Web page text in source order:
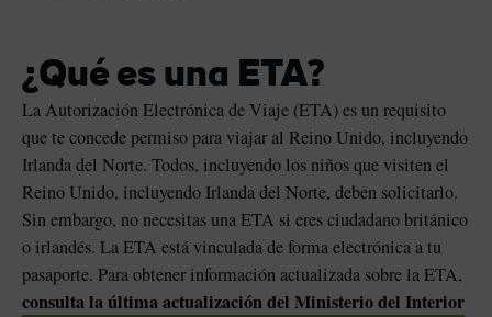
¿Qué es una ETA?
La Autorización Electrónica de Viaje (ETA) es un requisito
que te concede permiso para viajar al Reino Unido, incluyendo
Irlanda del Norte. Todos, incluyendo los niños que visiten el
Reino Unido, incluyendo Irlanda del Norte, deben solicitarlo.
Sin embargo, no necesitas una ETA si eres ciudadano británico
o irlandés. La ETA está vinculada de forma electrónica a tu
pasaporte. Para obtener información actualizada sobre la ETA,
consulta la última actualización del Ministerio del Interior